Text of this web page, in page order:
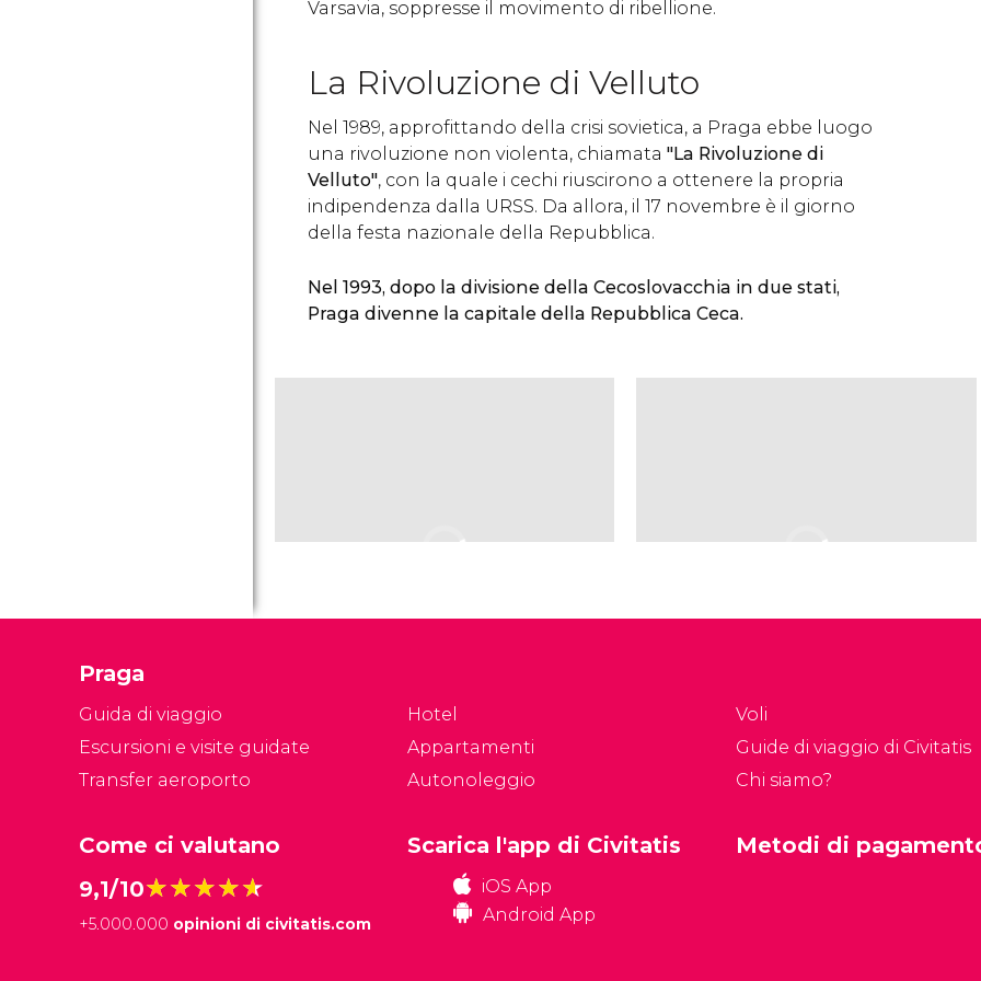
Varsavia, soppresse il movimento di ribellione.
La Rivoluzione di Velluto
Nel 1989, approfittando della crisi sovietica, a Praga ebbe luogo
una rivoluzione non violenta, chiamata "La Rivoluzione di
Velluto", con la quale i cechi riuscirono a ottenere la propria
indipendenza dalla URSS. Da allora, il 17 novembre è il giorno
della festa nazionale della Repubblica.
Nel 1993, dopo la divisione della Cecoslovacchia in due stati,
Praga divenne la capitale della Repubblica Ceca.
Praga
Guida di viaggio
Escursioni e visite guidate
Transfer aeroporto
Hotel
Appartamenti
Autonoleggio
Voli
Guide di viaggio di Civitatis
Chi siamo?
Come ci valutano
9,1/10★★★★★
★★★★★
+5.000.000 opinioni di civitatis.com
Scarica l'app di Civitatis
iOS App
Android App
Metodi di